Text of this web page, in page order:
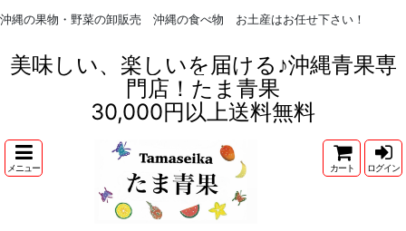
沖縄の果物・野菜の卸販売 沖縄の食べ物 お土産はお任せ下さい！
美味しい、楽しいを届ける♪沖縄青果専
門店！たま青果
30,000円以上送料無料
メニュー カート ログイン